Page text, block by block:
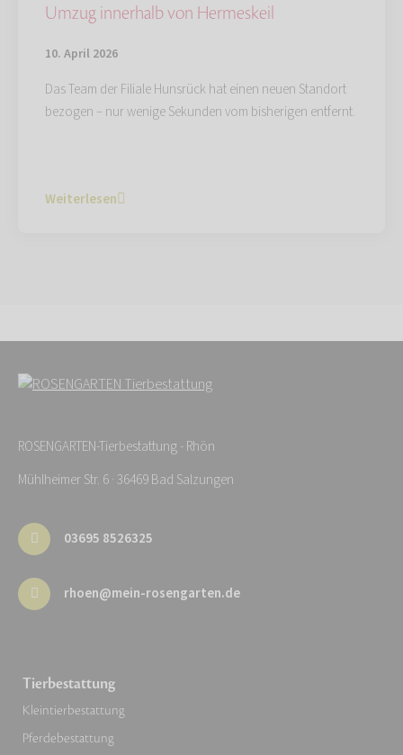
Umzug innerhalb von Hermeskeil
10. April 2026
Das Team der Filiale Hunsrück hat einen neuen Standort
bezogen – nur wenige Sekunden vom bisherigen entfernt.
Weiterlesen
ROSENGARTEN-Tierbestattung - Rhön
Mühlheimer Str. 6 · 36469 Bad Salzungen
03695 8526325
rhoen@mein-rosengarten.de
Tierbestattung
Kleintierbestattung
Pferdebestattung